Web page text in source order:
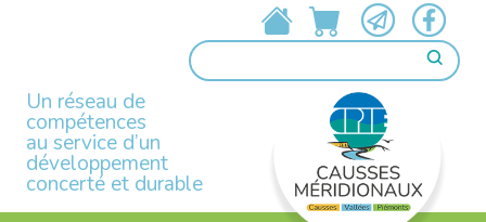
Un réseau de
compétences
au service d’un
développement
concerté et durable